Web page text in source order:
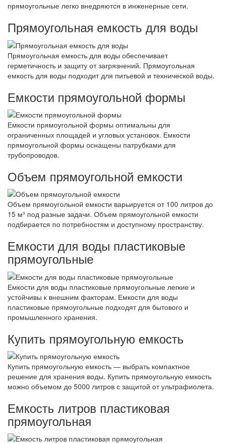
прямоугольные легко внедряются в инженерные сети.
Прямоугольная емкость для воды
Прямоугольная емкость для воды обеспечивает
герметичность и защиту от загрязнений. Прямоугольная
емкость для воды подходит для питьевой и технической воды.
Емкости прямоугольной формы
Емкости прямоугольной формы оптимальны для
ограниченных площадей и угловых установок. Емкости
прямоугольной формы оснащены патрубками для
трубопроводов.
Объем прямоугольной емкости
Объем прямоугольной емкости варьируется от 100 литров до
15 м³ под разные задачи. Объем прямоугольной емкости
подбирается по потребностям и доступному пространству.
Емкости для воды пластиковые
прямоугольные
Емкости для воды пластиковые прямоугольные легкие и
устойчивы к внешним факторам. Емкости для воды
пластиковые прямоугольные подходят для бытового и
промышленного хранения.
Купить прямоугольную емкость
Купить прямоугольную емкость — выбрать компактное
решение для хранения воды. Купить прямоугольную емкость
можно объемом до 5000 литров с защитой от ультрафиолета.
Емкость литров пластиковая
прямоугольная